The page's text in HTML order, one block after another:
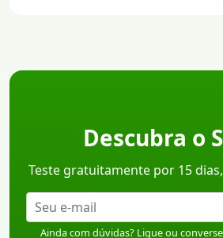
Descubra o
Teste gratuitamente por 15
Ainda com dúvidas? Ligue ou